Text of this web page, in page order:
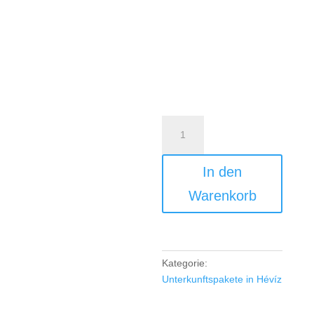
Tage/2
Nächte
In den
Warenkorb
Kategorie:
Unterkunftspakete in Hévíz